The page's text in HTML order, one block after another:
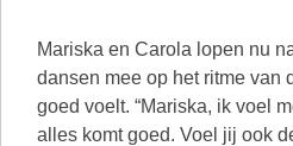
Mariska en Carola lopen nu
dansen mee op het ritme van
goed voelt. “Mariska, ik voel
alles komt goed. Voel jij ook